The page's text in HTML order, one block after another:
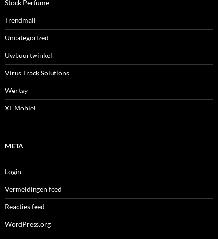
Stock Perfume
Trendmall
Uncategorized
Uwbuurtwinkel
Virus Track Solutions
Wentsy
XL Mobiel
META
Login
Vermeldingen feed
Reacties feed
WordPress.org